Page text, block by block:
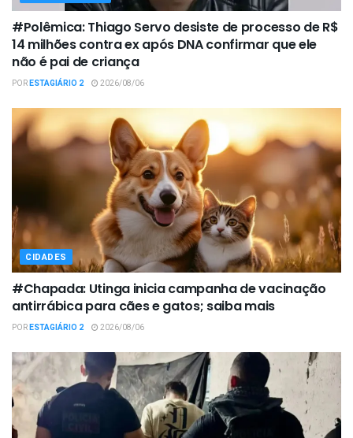
#Polêmica: Thiago Servo desiste de processo de R$
14 milhões contra ex após DNA confirmar que ele
não é pai de criança
PORESTAGIÁRIO 2 2026/08/06
CIDADES
#Chapada: Utinga inicia campanha de vacinação
antirrábica para cães e gatos; saiba mais
PORESTAGIÁRIO 2 2026/08/06